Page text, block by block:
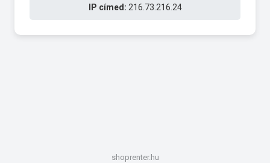
IP címed: 216.73.216.24
shoprenter.hu